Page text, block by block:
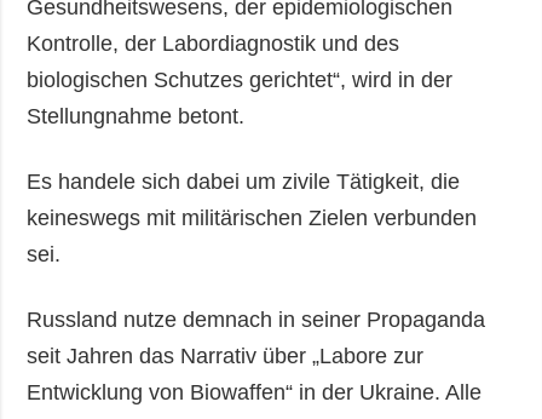
Gesundheitswesens, der epidemiologischen
Kontrolle, der Labordiagnostik und des
biologischen Schutzes gerichtet“, wird in der
Stellungnahme betont.
Es handele sich dabei um zivile Tätigkeit, die
keineswegs mit militärischen Zielen verbunden
sei.
Russland nutze demnach in seiner Propaganda
seit Jahren das Narrativ über „Labore zur
Entwicklung von Biowaffen“ in der Ukraine. Alle